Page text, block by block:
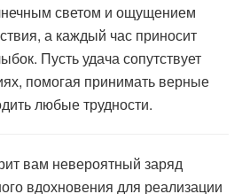
светом и ощущением
а каждый час приносит
Пусть удача сопутствует
помогая принимать верные
любые трудности.
вам невероятный заряд
вдохновения для реализации